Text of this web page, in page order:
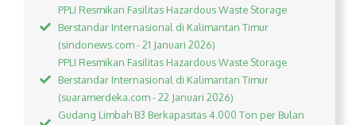
PPLI Resmikan Fasilitas Hazardous Waste Storage
Berstandar Internasional di Kalimantan Timur
(sindonews.com - 21 Januari 2026)
PPLI Resmikan Fasilitas Hazardous Waste Storage
Berstandar Internasional di Kalimantan Timur
(suaramerdeka.com - 22 Januari 2026)
Gudang Limbah B3 Berkapasitas 4.000 Ton per Bulan